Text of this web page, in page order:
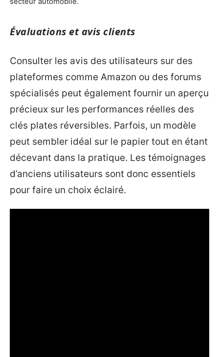
Évaluations et avis clients
Consulter les avis des utilisateurs sur des
plateformes comme Amazon ou des forums
spécialisés peut également fournir un aperçu
précieux sur les performances réelles des
clés plates réversibles. Parfois, un modèle
peut sembler idéal sur le papier tout en étant
décevant dans la pratique. Les témoignages
d’anciens utilisateurs sont donc essentiels
pour faire un choix éclairé.